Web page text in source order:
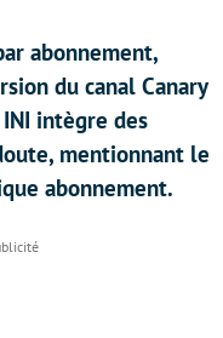
abonnement,
du canal Canary
intègre des
mentionnant le
abonnement.